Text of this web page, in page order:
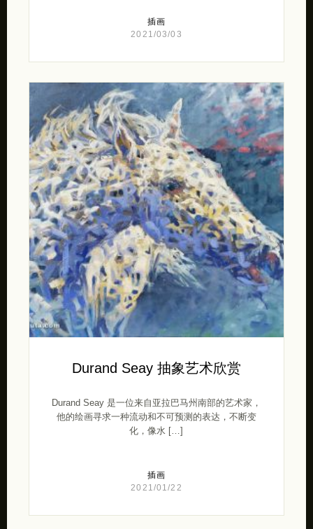
插画
2021/03/03
Durand Seay 抽象艺术欣赏
Durand Seay 是一位来自亚拉巴马州南部的艺术家，
他的绘画寻求一种流动和不可预测的表达，不断变
化，像水 […]
插画
2021/01/22